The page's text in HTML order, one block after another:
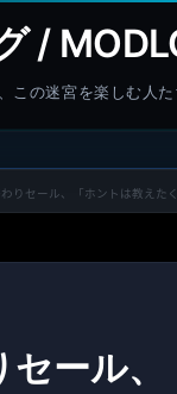
/
この迷宮を楽しむ人た
りセール、「ホントは教え
ール